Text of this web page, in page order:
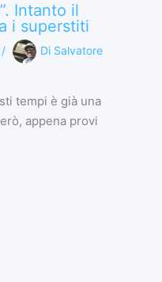
Intanto il
i superstiti
/ Di Salvatore
tempi è già una
appena provi